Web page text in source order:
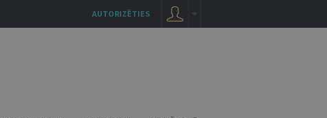
AUTORIZĒTIES